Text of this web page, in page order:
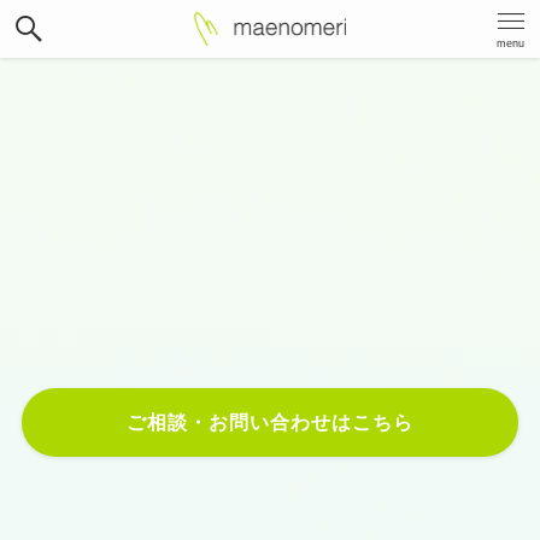
menu
ご相談・お問い合わせはこちら